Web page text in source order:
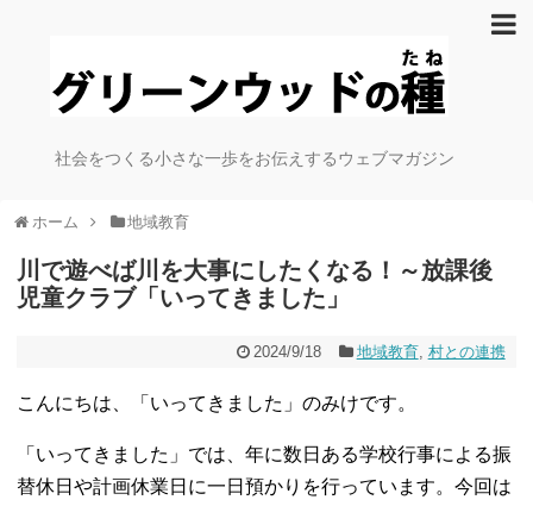
社会をつくる小さな一歩をお伝えするウェブマガジン
ホーム 地域教育
川で遊べば川を大事にしたくなる！～放課後
児童クラブ「いってきました」
2024/9/18 地域教育, 村との連携
こんにちは、「いってきました」のみけです。
「いってきました」では、年に数日ある学校行事による振
替休日や計画休業日に一日預かりを行っています。今回は